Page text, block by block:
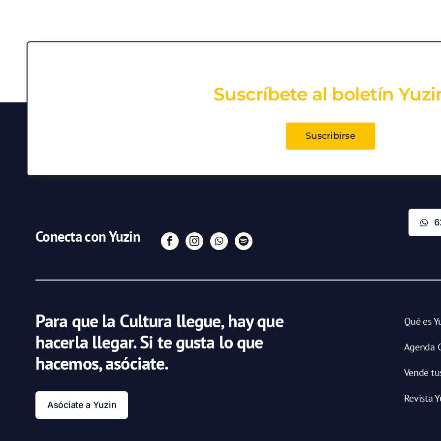
Suscríbete al boletín
Suscribirse
Conecta con Yuzin
Para que la Cultura llegue, hay que
hacerla llegar. Si te gusta lo que
hacemos, asóciate.
Asóciate a Yuzin
Qué es
Agenda
Vende
Revista